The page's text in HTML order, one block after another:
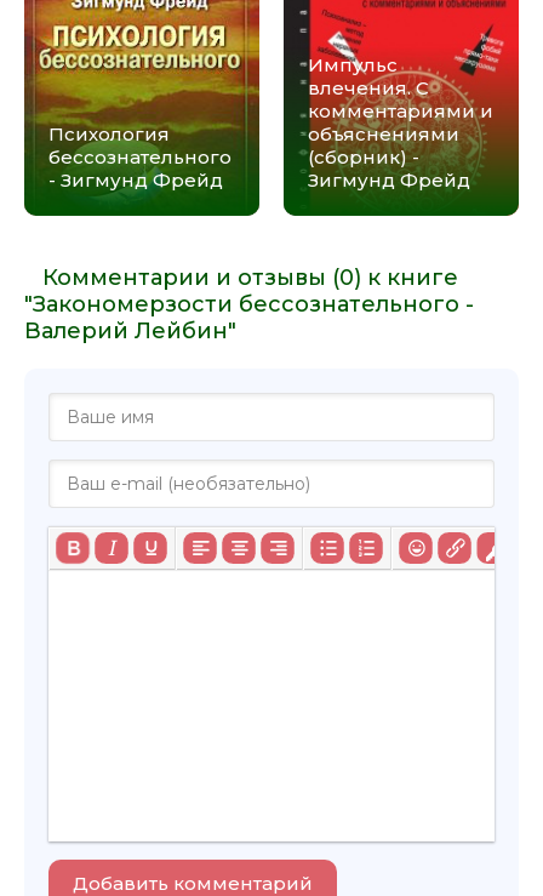
Психология
бессознательного
- Зигмунд Фрейд
Импульс
влечения. С
комментариями и
объяснениями
(сборник) -
Зигмунд Фрейд
Комментарии и отзывы (0) к книге
"Закономерзости бессознательного -
Валерий Лейбин"
Добавить комментарий